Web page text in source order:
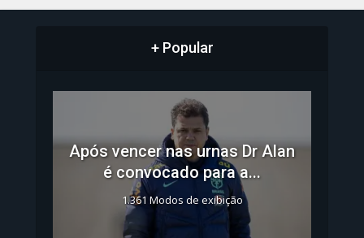
+ Popular
Após vencer nas urnas Dr Alan
é convocado para a...
1.361 Modos de exibição